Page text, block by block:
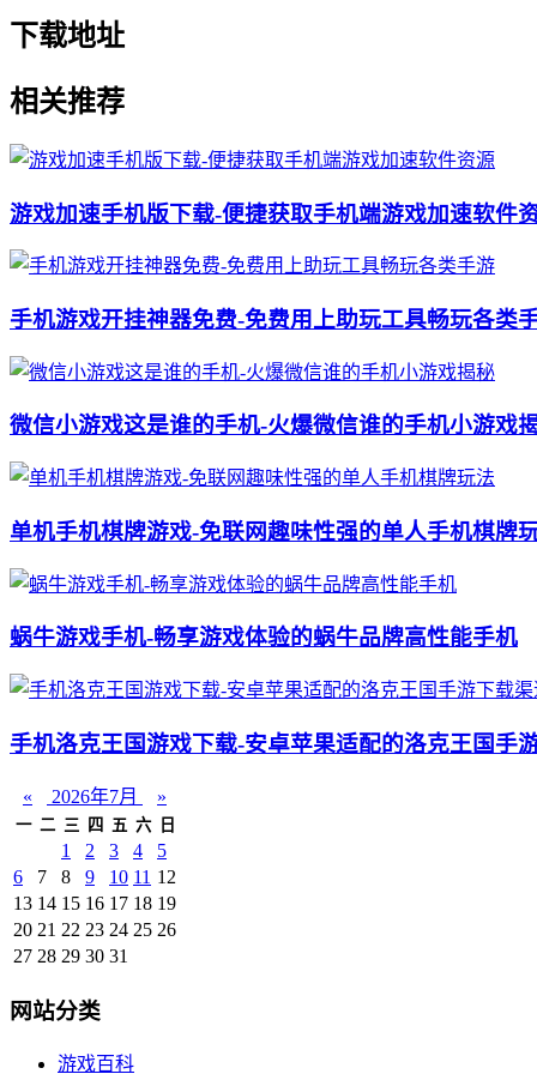
下载地址
相关推荐
游戏加速手机版下载-便捷获取手机端游戏加速软件
手机游戏开挂神器免费-免费用上助玩工具畅玩各类
微信小游戏这是谁的手机-火爆微信谁的手机小游戏
单机手机棋牌游戏-免联网趣味性强的单人手机棋牌
蜗牛游戏手机-畅享游戏体验的蜗牛品牌高性能手机
手机洛克王国游戏下载-安卓苹果适配的洛克王国手
« 2026年7月 »
一 二 三 四 五 六 日
1 2 3 4
5
6
7 8 9 10 11 12
13 14 15 16 17 18 19
20 21 22 23 24 25 26
27 28 29 30 31
网站分类
游戏百科